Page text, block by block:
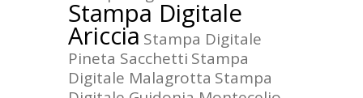
Stampa Digitale
Ariccia Stampa Digitale
Pineta Sacchetti Stampa
Digitale Malagrotta Stampa